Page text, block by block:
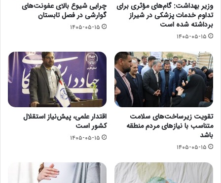
وزیر بهداشت: گام‌های مؤثری برای
تداوم خدمات پزشکی در شیراز
برداشته شده است
۱۴۰۵-۰۵-۱۵
چرایی شیوع بالای عفونت‌های
گوارشی در فصل تابستان
۱۴۰۵-۰۵-۱۵
تقویت زیرساخت‌های سلامت
متناسب با نیازهای مردم منطقه
باشد
۱۴۰۵-۰۵-۱۵
اقتدار علمی، پیش‌نیاز استقلال
کشور است
۱۴۰۵-۰۵-۱۵